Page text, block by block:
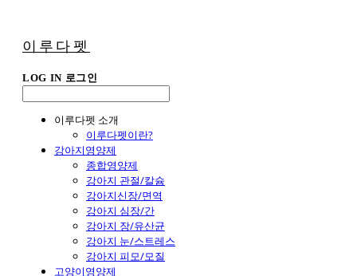
이루다펫
LOG IN 로그인
이루다펫 소개
이루다펫이란?
강아지영양제
종합영양제
강아지 관절/칼슘
강아지신장/면역
강아지 심장/간
강아지 장/유산균
강아지 눈/스트레스
강아지 피모/모질
고양이영양제